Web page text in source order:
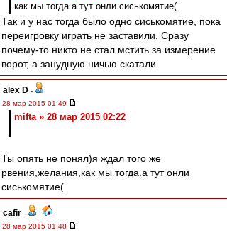
как мы тогда.а тут онли сиськомятие(
Так и у нас тогда было одно сиськомятие, пока
переигровку играть не заставили. Сразу
почему-то никто не стал мстить за измерение
ворот, а занудную ничью скатали.
alex D -
28 мар 2015 01:49
mifta » 28 мар 2015 02:22
Ты опять не понял)я ждал того же
рвения,желания,как мы тогда.а тут онли
сиськомятие(
cafir -
28 мар 2015 01:48